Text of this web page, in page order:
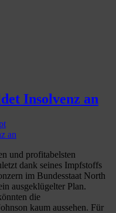
Insolvenz an
und profitabelsten
dank seines Impfstoffs
im Bundesstaat North
ausgeklügelter Plan.
die
kaum aussehen. Für